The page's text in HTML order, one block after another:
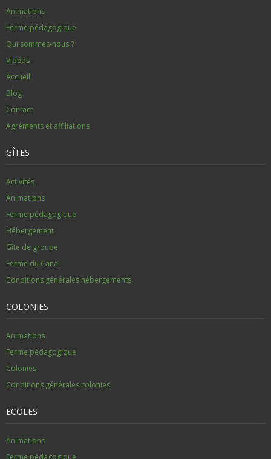
Animations
Ferme pédagogique
Qui sommes-nous ?
Vidéos
Accueil
Blog
Contact
Agréments et affiliations
GÎTES
Activités
Animations
Ferme pédagogique
Hébergement
Gîte de groupe
Ferme du Canal
Conditions générales hébergements
COLONIES
Animations
Ferme pédagogique
Colonies
Conditions générales colonies
ECOLES
Animations
Ferme pédagogique